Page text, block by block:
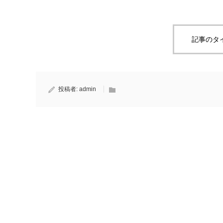
記事のタ
投稿者: admin